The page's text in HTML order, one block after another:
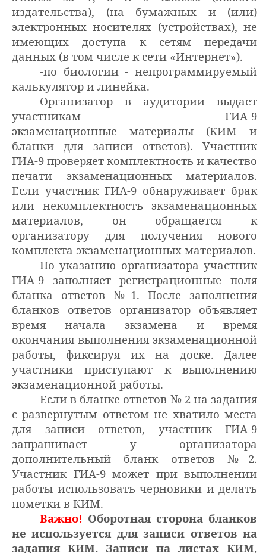
издательства),
(на бумажных и (или)
электронных носителях (устройствах), не
имеющих доступа к сетям передачи
данных (в том числе к сети «Интернет»).
-по биологии - непрограммируемый
калькулятор и линейка.
Организатор в аудитории выдает
участникам ГИА-9
экзаменационные материалы (КИМ и
бланки для записи ответов). Участник
ГИА-9 проверяет комплектность и качество
печати экзаменационных материалов.
Если участник ГИА-9 обнаруживает брак
или некомплектность экзаменационных
материалов, он обращается к
организатору для получения нового
комплекта экзаменационных материалов.
По указанию организатора участник
ГИА-9 заполняет регистрационные поля
бланка ответов №1. После заполнения
бланков ответов организатор объявляет
время начала экзамена и время
окончания выполнения экзаменационной
работы, фиксируя их на доске. Далее
участники приступают к выполнению
экзаменационной работы.
Если в бланке ответов № 2 на задания
с развернутым ответом не хватило места
для записи ответов, участник ГИА-9
запрашивает у организатора
дополнительный бланк ответов №2.
Участник ГИА-9 может при выполнении
работы использовать черновики и делать
пометки в КИМ.
Важно! Оборотная сторона бланков
не используется для записи ответов на
задания КИМ. Записи на листах КИМ,